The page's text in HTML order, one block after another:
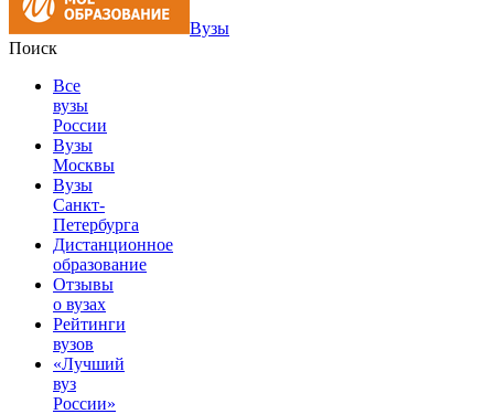
Вузы
Поиск
Все
вузы
России
Вузы
Москвы
Вузы
Санкт-
Петербурга
Дистанционное
образование
Отзывы
о вузах
Рейтинги
вузов
«Лучший
вуз
России»